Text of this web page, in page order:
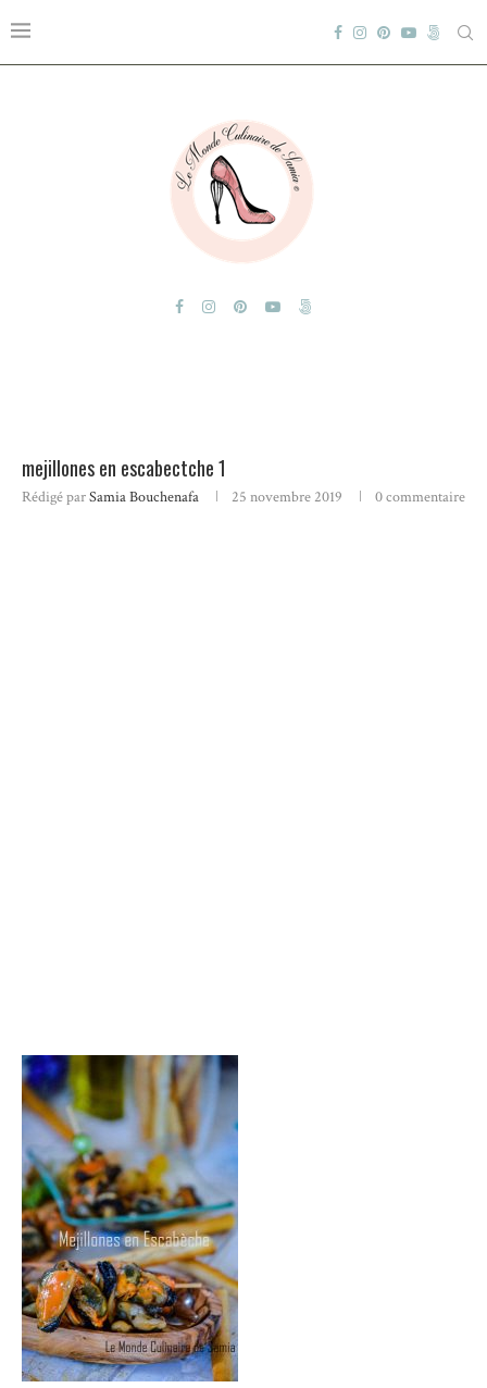
mejillones en escabectche 1
Rédigé parSamia Bouchenafa 25 novembre 2019 0 commentaire